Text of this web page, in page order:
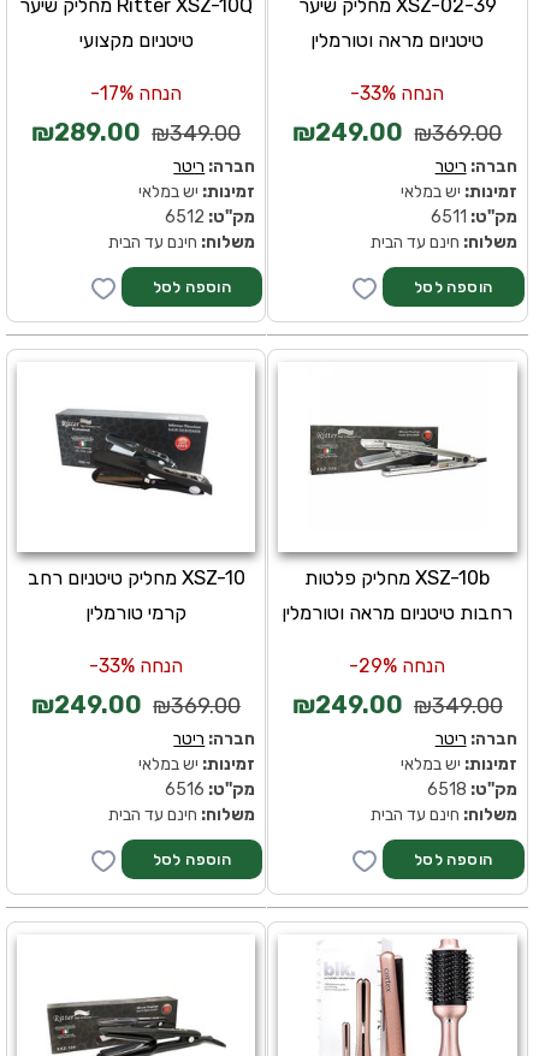
Ritter XSZ-10Q מחליק שיער
טיטניום מקצועי
הנחה 17%-
₪349.00
₪289.00
חברה: ריטר
זמינות: יש במלאי
מק''ט:
משלוח: חינם עד הבית
XSZ-02-39 מחליק שיער
טיטניום מראה וטורמלין
הנחה 33%-
₪369.00
₪249.00
חברה: ריטר
זמינות: יש במלאי
מק''ט:
משלוח: חינם עד הבית
XSZ-10 מחליק טיטניום רחב
קרמי טורמלין
הנחה 33%-
₪369.00
₪249.00
חברה: ריטר
זמינות: יש במלאי
מק''ט:
משלוח: חינם עד הבית
XSZ-10b מחליק פלטות
רחבות טיטניום מראה וטורמלין
הנחה 29%-
₪349.00
₪249.00
חברה: ריטר
זמינות: יש במלאי
מק''ט:
משלוח: חינם עד הבית